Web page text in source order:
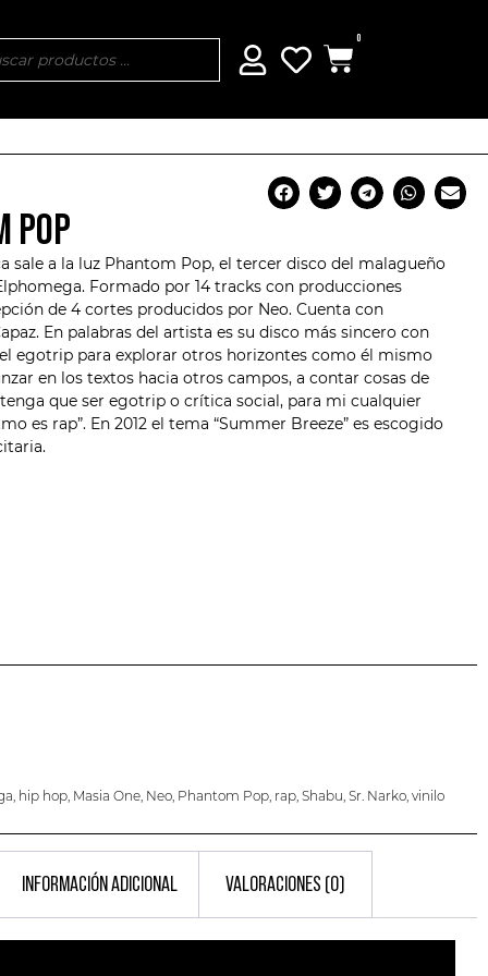
0
POP
sale a la luz Phantom Pop, el tercer disco del malagueño
. Formado por 14 tracks con producciones
de 4 cortes producidos por Neo. Cuenta con
. En palabras del artista es su disco más sincero con
egotrip para explorar otros horizontes como él mismo
en los textos hacia otros campos, a contar cosas de
que ser egotrip o crítica social, para mi cualquier
es rap”. En 2012 el tema “Summer Breeze” es escogido
, hip hop, Masia One, Neo, Phantom Pop, rap, Shabu, Sr. Narko, vinilo
INFORMACIÓN ADICIONAL VALORACIONES (0)